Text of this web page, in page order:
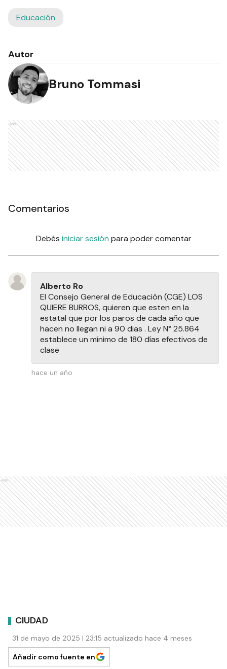
Educación
Autor
Bruno Tommasi
Ads
Comentarios
Debés iniciar sesión para poder comentar
Alberto Ro
El Consejo General de Educación (CGE) LOS
QUIERE BURROS, quieren que esten en la
estatal que por los paros de cada año que
hacen no llegan ni a 90 dias . Ley N° 25.864
establece un mínimo de 180 días efectivos de
clase
hace un año
Ads
CIUDAD
31 de mayo de 2025 | 23:15 actualizado hace 4 meses
Añadir como fuente en